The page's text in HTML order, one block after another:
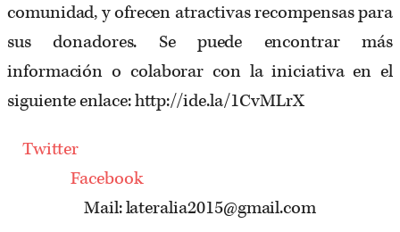
comunidad, y ofrecen atractivas recompensas para
sus donadores. Se puede encontrar más
información o colaborar con la iniciativa en el
siguiente enlace: http://ide.la/1CvMLrX
Twitter
Facebook
Mail: lateralia2015@gmail.com